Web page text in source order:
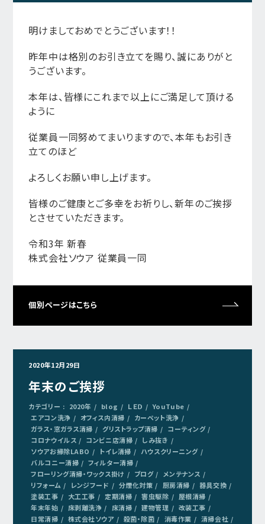
明けましておめでとうございます！！
昨年中は格別のお引き立てを賜り、誠にありがと
うございます。
本年は、皆様にこれまで以上にご満足して頂ける
ように
従業員一同努めてまいりますので、本年もお引き
立てのほど
よろしくお願い申し上げます。
皆様のご健康とご多幸をお祈りし、新年のご挨拶
とさせていただきます。
令和3年 新春
株式会社ソウア 従業員一同
個別ページはこちら
2020年12月29日
年末のご挨拶
カテゴリー : 2020年 blog ＬＥＤ
YouTube
エアコン洗浄
オフィス内清掃
カーペット洗浄
ガラス・窓ガラス清掃
グリストラップ清掃
コーティング
コロナウイルス
コンビニ店清掃
しみ抜き
ソウアお掃除LABO
トイレ清掃
ハウスクリーニング
バルコニー清掃
フィルター清掃
フローリング清掃・ワックス掛け
ブログ
メンテナンス
リフォーム
レンジフード 分煙化対策 厨房清掃
器具交換
塗装工事
大工工事 定期清掃 害虫駆除
屋根清掃
年末年始
床剥離洗浄 床清掃 建物管理
改装工事
日常清掃
株式会社ソウア 殺菌・除菌 消毒作業
清掃会社